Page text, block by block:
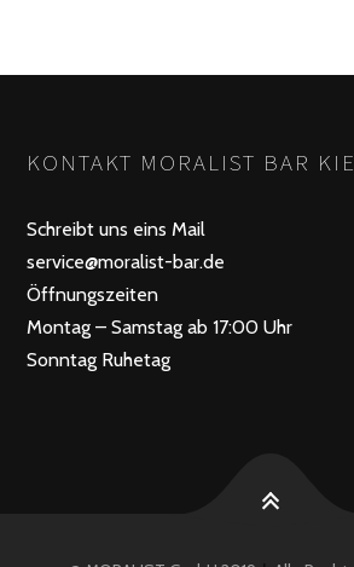
KONTAKT MORALIST BAR
Schreibt uns eins Mail
service@moralist-bar.de
Öffnungszeiten
Montag – Samstag ab 17:00 Uhr
Sonntag Ruhetag